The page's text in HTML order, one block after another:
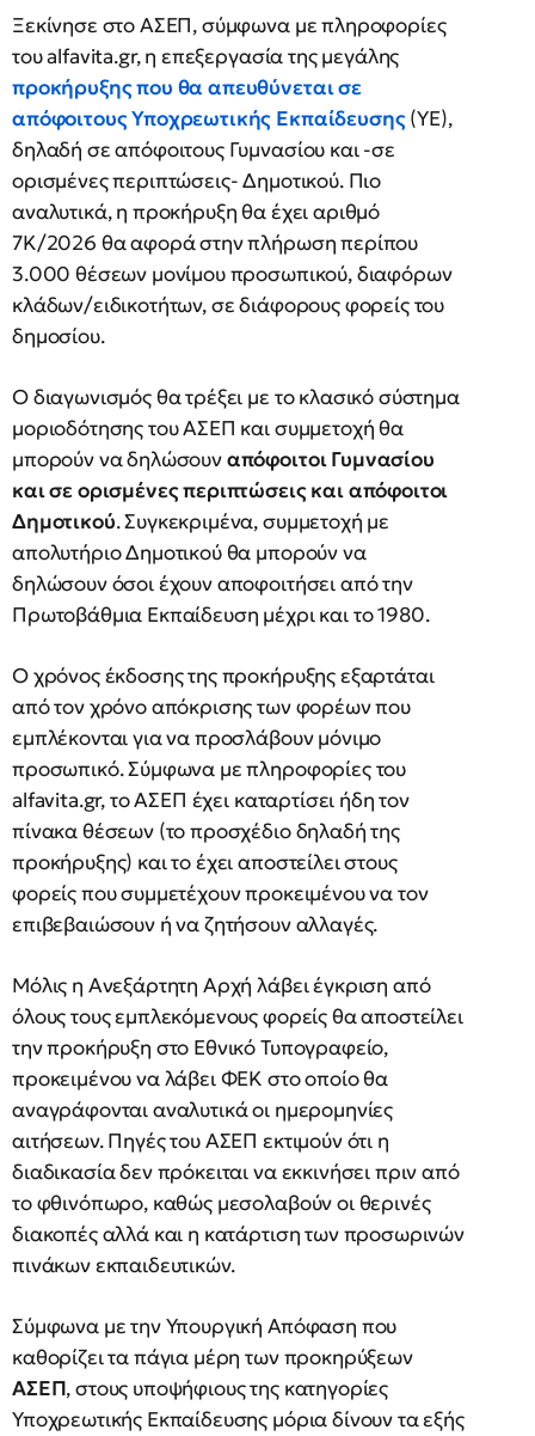
Ξεκίνησε στο ΑΣΕΠ, σύμφωνα με πληροφορίες
του alfavita.gr, η επεξεργασία της μεγάλης
προκήρυξης που θα απευθύνεται σε
απόφοιτους Υποχρεωτικής Εκπαίδευσης(ΥΕ),
δηλαδή σε απόφοιτους Γυμνασίου και -σε
ορισμένες περιπτώσεις- Δημοτικού. Πιο
αναλυτικά, η προκήρυξη θα έχει αριθμό
7Κ/2026 θα αφορά στην πλήρωση περίπου
3.000 θέσεων μονίμου προσωπικού, διαφόρων
κλάδων/ειδικοτήτων, σε διάφορους φορείς του
δημοσίου.
Ο διαγωνισμός θα τρέξει με το κλασικό σύστημα
μοριοδότησης του ΑΣΕΠ και συμμετοχή θα
μπορούν να δηλώσουναπόφοιτοι Γυμνασίου
και σε ορισμένες περιπτώσεις και απόφοιτοι
Δημοτικού. Συγκεκριμένα, συμμετοχή με
απολυτήριο Δημοτικού θα μπορούν να
δηλώσουν όσοι έχουν αποφοιτήσει από την
Πρωτοβάθμια Εκπαίδευση μέχρι και το 1980.
Ο χρόνος έκδοσης της προκήρυξης εξαρτάται
από τον χρόνο απόκρισης των φορέων που
εμπλέκονται για να προσλάβουν μόνιμο
προσωπικό. Σύμφωνα με πληροφορίες του
alfavita.gr, το ΑΣΕΠ έχει καταρτίσει ήδη τον
πίνακα θέσεων (το προσχέδιο δηλαδή της
προκήρυξης) και το έχει αποστείλει στους
φορείς που συμμετέχουν προκειμένου να τον
επιβεβαιώσουν ή να ζητήσουν αλλαγές.
Μόλις η Ανεξάρτητη Αρχή λάβει έγκριση από
όλους τους εμπλεκόμενους φορείς θα αποστείλει
την προκήρυξη στο Εθνικό Τυπογραφείο,
προκειμένου να λάβει ΦΕΚ στο οποίο θα
αναγράφονται αναλυτικά οι ημερομηνίες
αιτήσεων. Πηγές του ΑΣΕΠ εκτιμούν ότι η
διαδικασία δεν πρόκειται να εκκινήσει πριν από
το φθινόπωρο, καθώς μεσολαβούν οι θερινές
διακοπές αλλά και η κατάρτιση των προσωρινών
πινάκων εκπαιδευτικών.
Σύμφωνα με την Υπουργική Απόφαση που
καθορίζει τα πάγια μέρη των προκηρύξεων
ΑΣΕΠ, στους υποψήφιους της κατηγορίες
Υποχρεωτικής Εκπαίδευσης μόρια δίνουν τα εξής